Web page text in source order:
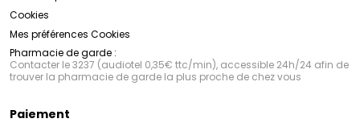
Cookies
Mes préférences Cookies
Pharmacie de garde :
Contacter le 3237 (audiotel 0,35€ ttc/min), accessible 24h/24 afin de
trouver la pharmacie de garde la plus proche de chez vous
Paiement